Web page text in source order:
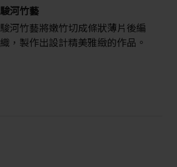
駿河竹藝
駿河竹藝將嫩竹切成條狀薄片後編
織，製作出設計精美雅緻的作品。